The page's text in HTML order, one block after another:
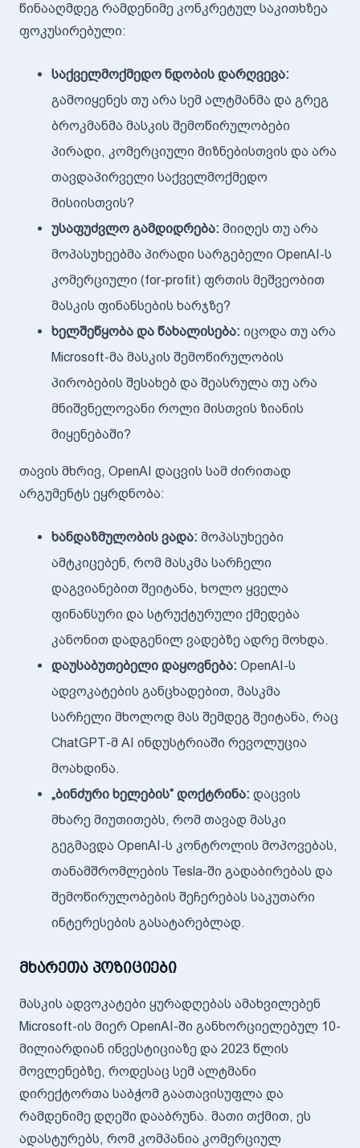
წინააღმდეგ რამდენიმე კონკრეტულ საკითხზეა
ფოკუსირებული:
საქველმოქმედო ნდობის დარღვევა:
გამოიყენეს თუ არა სემ ალტმანმა და გრეგ
ბროკმანმა მასკის შემოწირულობები
პირადი, კომერციული მიზნებისთვის და არა
თავდაპირველი საქველმოქმედო
მისიისთვის?
უსაფუძვლო გამდიდრება: მიიღეს თუ არა
მოპასუხეებმა პირადი სარგებელი OpenAI-ს
კომერციული (for-profit) ფრთის მეშვეობით
მასკის ფინანსების ხარჯზე?
ხელშეწყობა და წახალისება: იცოდა თუ არა
Microsoft-მა მასკის შემოწირულობის
პირობების შესახებ და შეასრულა თუ არა
მნიშვნელოვანი როლი მისთვის ზიანის
მიყენებაში?
თავის მხრივ, OpenAI დაცვის სამ ძირითად
არგუმენტს ეყრდნობა:
ხანდაზმულობის ვადა: მოპასუხეები
ამტკიცებენ, რომ მასკმა სარჩელი
დაგვიანებით შეიტანა, ხოლო ყველა
ფინანსური და სტრუქტურული ქმედება
კანონით დადგენილ ვადებზე ადრე მოხდა.
დაუსაბუთებელი დაყოვნება: OpenAI-ს
ადვოკატების განცხადებით, მასკმა
სარჩელი მხოლოდ მას შემდეგ შეიტანა, რაც
ChatGPT-მ AI ინდუსტრიაში რევოლუცია
მოახდინა.
„ბინძური ხელების“ დოქტრინა: დაცვის
მხარე მიუთითებს, რომ თავად მასკი
გეგმავდა OpenAI-ს კონტროლის მოპოვებას,
თანამშრომლების Tesla-ში გადაბირებას და
შემოწირულობების შეჩერებას საკუთარი
ინტერესების გასატარებლად.
მხარეთა პოზიციები
მასკის ადვოკატები ყურადღებას ამახვილებენ
Microsoft-ის მიერ OpenAI-ში განხორციელებულ 10-
მილიარდიან ინვესტიციაზე და 2023 წლის
მოვლენებზე, როდესაც სემ ალტმანი
დირექტორთა საბჭომ გაათავისუფლა და
რამდენიმე დღეში დააბრუნა. მათი თქმით, ეს
ადასტურებს, რომ კომპანია კომერციულ